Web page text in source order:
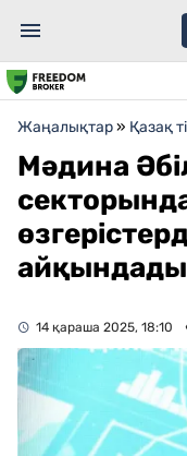
Жаңалықтар» Қазақ
Мәдина
айқындады
14 қараша 2025, 18:10